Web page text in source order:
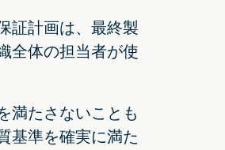
証計画は、最終製
全体の担当者が使
満たさないことも
基準を確実に満た